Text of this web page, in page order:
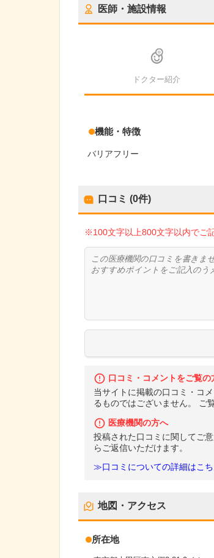
医師・施設情報
ドクター紹介
機能・特徴
バリアフリー
口コミ (0件)
※100文字以上800文字以内でご
口コミ・コメントをご覧の
当サイトに掲載の口コミ・コ
るものではございません。 ご
医療機関の方へ
投稿された口コミに関してご
らご返信いただけます。
≫口コミについての詳細はこち
地図・アクセス
所在地